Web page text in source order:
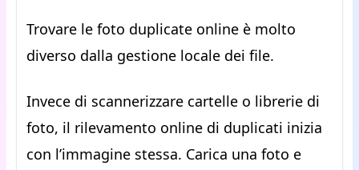
Trovare le foto duplicate online è molto
diverso dalla gestione locale dei file.
Invece di scannerizzare cartelle o librerie di
foto, il rilevamento online di duplicati inizia
con l’immagine stessa. Carica una foto e